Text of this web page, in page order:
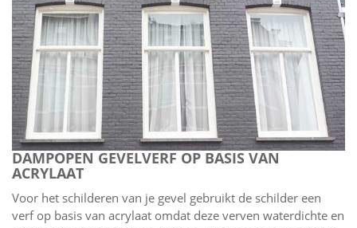
DAMPOPEN GEVELVERF OP BASIS VAN
ACRYLAAT
Voor het schilderen van je gevel gebruikt de schilder een
verf op basis van acrylaat omdat deze verven waterdichte en